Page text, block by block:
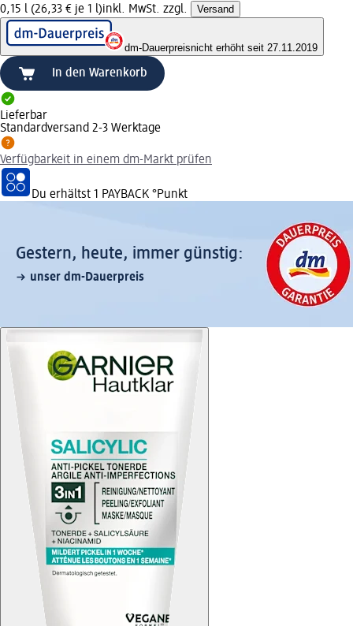
0,15 l (26,33 € je 1 l)inkl. MwSt. zzgl. Versand
dm-Dauerpreisnicht erhöht seit 27.11.2019
In den Warenkorb
Lieferbar
Standardversand 2-3 Werktage
Verfügbarkeit in einem dm-Markt prüfen
Du erhältst 1 PAYBACK °Punkt
Gestern, heute, immer günstig:
unser dm-Dauerpreis